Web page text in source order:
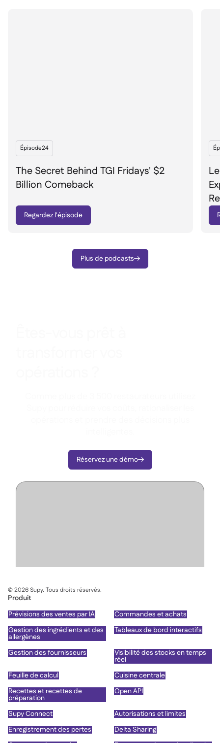
Épisode24
The Secret Behind TGI Fridays' $2
Billion Comeback
Regardez l'épisode
Plus de podcasts
Réservez une démo
Produit
Prévisions des ventes par IA
Commandes et achats
Gestion des ingrédients et des
allergènes
Tableaux de bord interactifs
Gestion des fournisseurs Visibilité des stocks en temps
réel
Feuille de calcul
Cuisine centrale
Recettes et recettes de
préparation
Open API
Supy Connect
Autorisations et limites
Enregistrement des pertes
Delta Sharing
©2026Supy. Tous droits réservés.